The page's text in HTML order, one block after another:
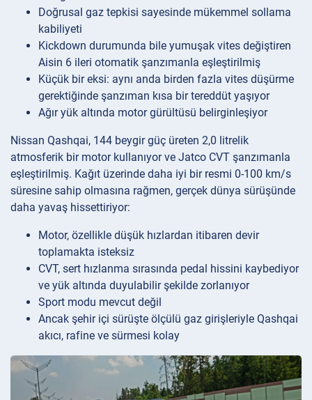
Doğrusal gaz tepkisi sayesinde mükemmel sollama
kabiliyeti
Kickdown durumunda bile yumuşak vites değiştiren
Aisin 6 ileri otomatik şanzımanla eşleştirilmiş
Küçük bir eksi: aynı anda birden fazla vites düşürme
gerektiğinde şanzıman kısa bir tereddüt yaşıyor
Ağır yük altında motor gürültüsü belirginleşiyor
Nissan Qashqai, 144 beygir güç üreten 2,0 litrelik
atmosferik bir motor kullanıyor ve Jatco CVT şanzımanla
eşleştirilmiş. Kağıt üzerinde daha iyi bir resmi 0-100 km/s
süresine sahip olmasına rağmen, gerçek dünya sürüşünde
daha yavaş hissettiriyor:
Motor, özellikle düşük hızlardan itibaren devir
toplamakta isteksiz
CVT, sert hızlanma sırasında pedal hissini kaybediyor
ve yük altında duyulabilir şekilde zorlanıyor
Sport modu mevcut değil
Ancak şehir içi sürüşte ölçülü gaz girişleriyle Qashqai
akıcı, rafine ve sürmesi kolay